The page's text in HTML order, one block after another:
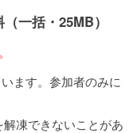
一括・25MB）
ます。参加者のみに
凍できないことがあ